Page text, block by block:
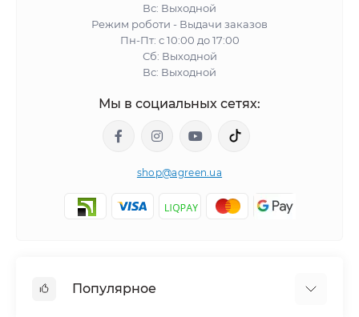
Вс: Выходной
Режим роботи - Выдачи заказов
Пн-Пт: с 10:00 до 17:00
Сб: Выходной
Вс: Выходной
Мы в социальных сетях:
shop@agreen.ua
Популярное